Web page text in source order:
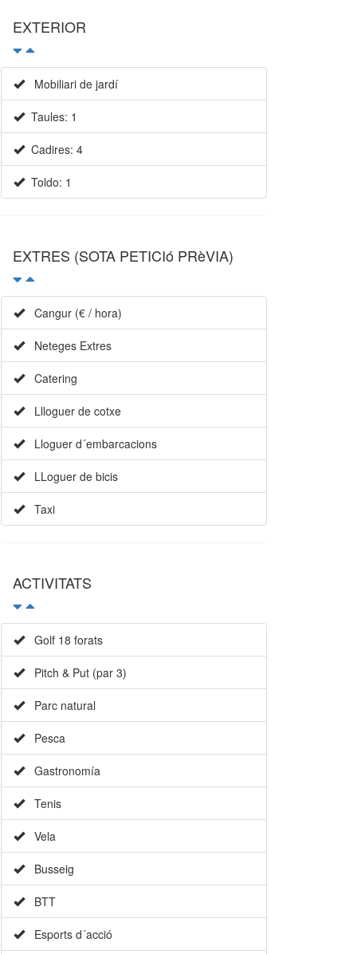
EXTERIOR
Mobiliari de jardí
Taules: 1
Cadires: 4
Toldo: 1
EXTRES (SOTA PETICIó PRèVIA)
Cangur (€ / hora)
Neteges Extres
Catering
Llloguer de cotxe
Lloguer d´embarcacions
LLoguer de bicis
Taxi
ACTIVITATS
Golf 18 forats
Pitch & Put (par 3)
Parc natural
Pesca
Gastronomía
Tenis
Vela
Busseig
BTT
Esports d´acció